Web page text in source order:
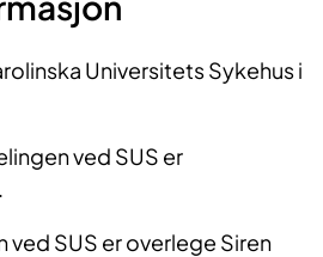
Universitets Sykehus i
ved SUS er
ved SUS er overlege Siren